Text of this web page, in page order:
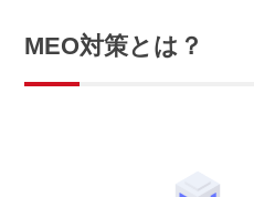
MEO対策とは？